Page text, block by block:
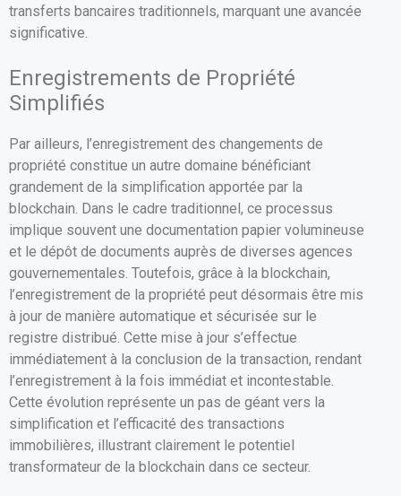
transferts bancaires traditionnels, marquant une avancée
significative.
Enregistrements de Propriété
Simplifiés
Par ailleurs, l’enregistrement des changements de
propriété constitue un autre domaine bénéficiant
grandement de la simplification apportée par la
blockchain. Dans le cadre traditionnel, ce processus
implique souvent une documentation papier volumineuse
et le dépôt de documents auprès de diverses agences
gouvernementales. Toutefois, grâce à la blockchain,
l’enregistrement de la propriété peut désormais être mis
à jour de manière automatique et sécurisée sur le
registre distribué. Cette mise à jour s’effectue
immédiatement à la conclusion de la transaction, rendant
l’enregistrement à la fois immédiat et incontestable.
Cette évolution représente un pas de géant vers la
simplification et l’efficacité des transactions
immobilières, illustrant clairement le potentiel
transformateur de la blockchain dans ce secteur.